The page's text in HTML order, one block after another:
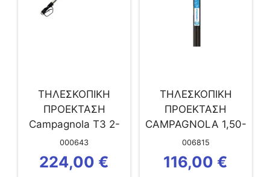
ΤΗΛΕΣΚΟΠΙΚΗ
ΠΡΟΕΚΤΑΣΗ
Campagnola T3 2-
3.3m ΣΚΑΝΔ.
000643
224,00 €
ΤΗΛΕΣΚΟΠΙΚΗ
ΠΡΟΕΚΤΑΣΗ
CAMPAGNOLA 1,50-
2,20m ΓΙΑ
ΕΛΑΙΟΡΑΒΔΙΣΤΙΚΟ
ΜΠΑΤΑΡΙΑΣ
006815
116,00 €